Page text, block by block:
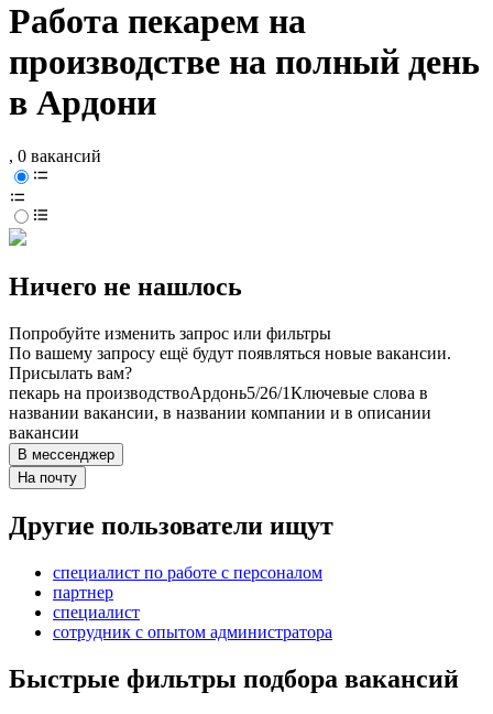
Работа пекарем на
производстве на полный день
в Ардони
, 0 вакансий
Ничего не нашлось
Попробуйте изменить запрос или фильтры
По вашему запросу ещё будут появляться новые вакансии.
Присылать вам?
пекарь на производствоАрдонь5/26/1Ключевые слова в
названии вакансии, в названии компании и в описании
вакансии
В мессенджер
На почту
Другие пользователи ищут
специалист по работе с персоналом
партнер
специалист
сотрудник с опытом администратора
Быстрые фильтры подбора вакансий